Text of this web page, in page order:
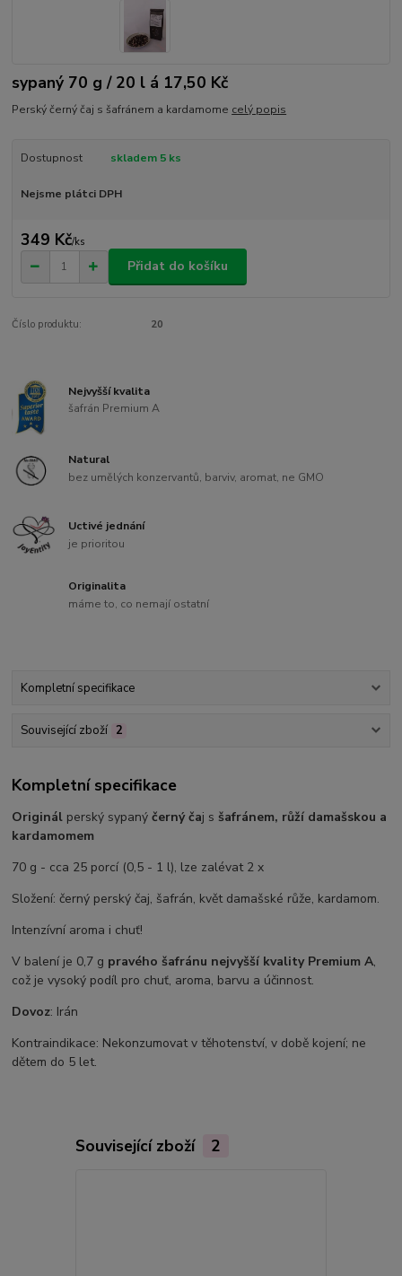
sypaný 70 g / 20 l á 17,50 Kč
Perský černý čaj s šafránem a kardamome celý popis
Dostupnost skladem 5 ks
Nejsme plátci DPH
349 Kč/ks
Přidat do košíku
Číslo produktu: 20
Nejvyšší kvalita
šafrán Premium A
Natural
bez umělých konzervantů, barviv, aromat, ne GMO
Uctivé jednání
je prioritou
Originalita
máme to, co nemají ostatní
Kompletní specifikace
Související zboží 2
Kompletní specifikace
Originál perský sypanýčerný čaj s šafránem, růží damašskou a
kardamomem
70 g - cca 25 porcí (0,5 - 1 l), lze zalévat 2 x
Složení: černý perský čaj, šafrán, květ damašské růže, kardamom.
Intenzívní aroma i chuť!
V balení je 0,7 g pravého šafránu nejvyšší kvality Premium A,
což je vysoký podíl pro chuť, aroma, barvu a účinnost.
Dovoz: Irán
Kontraindikace: Nekonzumovat v těhotenství, v době kojení; ne
dětem do 5 let.
Související zboží 2